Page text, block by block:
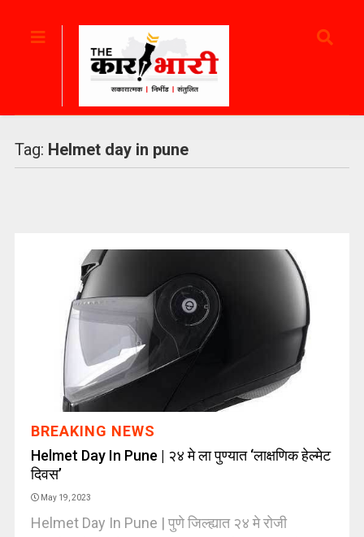
Tag: Helmet day in pune
BREAKING NEWS
Helmet Day In Pune | २४ मे ला पुण्यात ‘लाक्षणिक हेल्मेट
दिवस’
May 19, 2023
Helmet Day In Pune | पुणे जिल्ह्यात २४ मे रोजी